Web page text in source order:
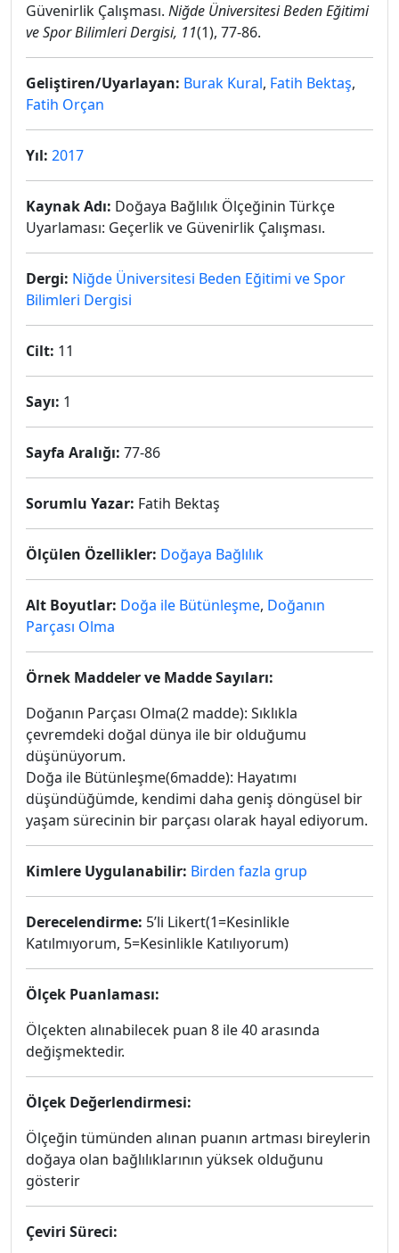
Güvenirlik Çalışması. Niğde Üniversitesi Beden Eğitimi
ve Spor Bilimleri Dergisi, 11(1), 77-86.
Geliştiren/Uyarlayan: Burak Kural, Fatih Bektaş,
Fatih Orçan
Yıl: 2017
Kaynak Adı: Doğaya Bağlılık Ölçeğinin Türkçe
Uyarlaması: Geçerlik ve Güvenirlik Çalışması.
Dergi: Niğde Üniversitesi Beden Eğitimi ve Spor
Bilimleri Dergisi
Cilt: 11
Sayı: 1
Sayfa Aralığı: 77-86
Sorumlu Yazar: Fatih Bektaş
Ölçülen Özellikler: Doğaya Bağlılık
Alt Boyutlar: Doğa ile Bütünleşme, Doğanın
Parçası Olma
Örnek Maddeler ve Madde Sayıları:
Doğanın Parçası Olma(2 madde): Sıklıkla
çevremdeki doğal dünya ile bir olduğumu
düşünüyorum.
Doğa ile Bütünleşme(6madde): Hayatımı
düşündüğümde, kendimi daha geniş döngüsel bir
yaşam sürecinin bir parçası olarak hayal ediyorum.
Kimlere Uygulanabilir: Birden fazla grup
Derecelendirme: 5’li Likert(1=Kesinlikle
Katılmıyorum, 5=Kesinlikle Katılıyorum)
Ölçek Puanlaması:
Ölçekten alınabilecek puan 8 ile 40 arasında
değişmektedir.
Ölçek Değerlendirmesi:
Ölçeğin tümünden alınan puanın artması bireylerin
doğaya olan bağlılıklarının yüksek olduğunu
gösterir
Çeviri Süreci: